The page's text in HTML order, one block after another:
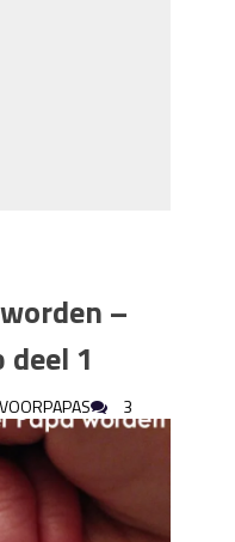
–
deel 1
3